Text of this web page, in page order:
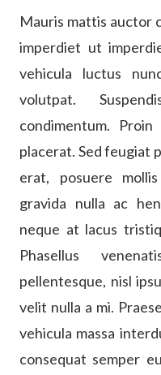
Mauris mattis auctor
imperdiet ut
vehicula luctus
volutpat.
condimentum.
placerat. Sed feugiat
erat, posuere
gravida nulla ac
neque at lacus
Phasellus
pellentesque, nisl
velit nulla a mi.
vehicula massa
consequat semper